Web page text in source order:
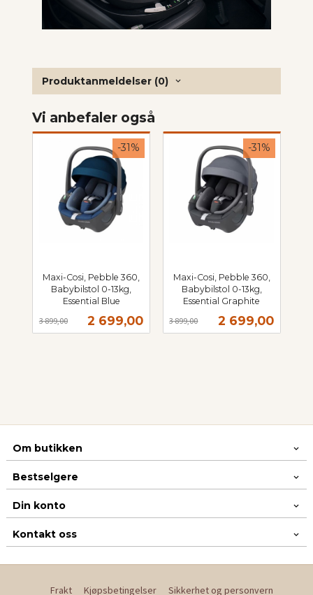
Produktanmeldelser (0)
Vi anbefaler også
Maxi-Cosi, Pebble 360,
Babybilstol 0-13kg,
Essential Blue
Tilbud
2 699,00
3 899,00
-31%
mva.
Maxi-Cosi, Pebble 360,
Babybilstol 0-13kg,
Essential Graphite
Tilbud
2 699,00
3 899,00
-31%
mva.
Om butikken
Bestselgere
Din konto
Kontakt oss
Frakt Kjøpsbetingelser Sikkerhet og personvern